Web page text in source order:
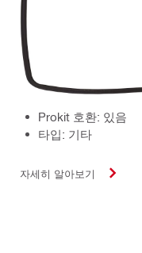
Prokit 호환: 있음
타입: 기타
자세히 알아보기